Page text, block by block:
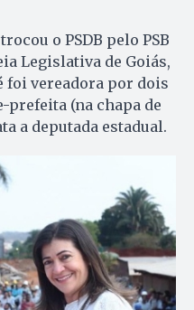
o PSDB pelo PSB
Legislativa de Goiás,
foi vereadora por dois
prefeita (na chapa de
a deputada estadual.